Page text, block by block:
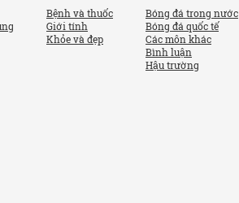
Bệnh và thuốc
Giới tính
Khỏe và đẹp
Bóng đá trong nước
Bóng đá quốc tế
Các môn khác
Bình luận
Hậu trường